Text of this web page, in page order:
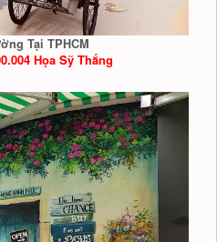
Tại TPHCM
Họa Sỹ Thắng